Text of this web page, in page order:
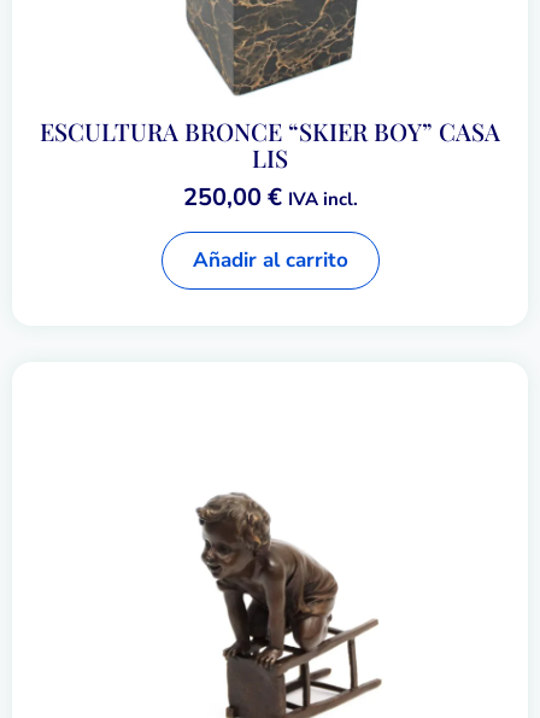
ESCULTURA BRONCE “SKIER BOY” CASA
LIS
250,00€ IVA incl.
Añadir al carrito